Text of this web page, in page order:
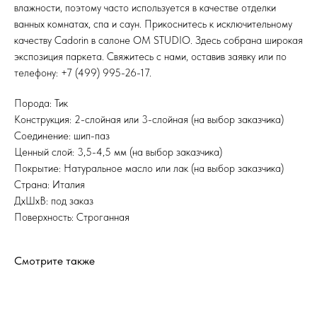
влажности, поэтому часто используется в качестве отделки
ванных комнатах, спа и саун. Прикоснитесь к исключительному
качеству Cadorin в салоне OM STUDIO. Здесь собрана широкая
экспозиция паркета. Свяжитесь с нами, оставив заявку или по
телефону: +7 (499) 995-26-17.
Порода: Тик
Конструкция: 2-слойная или 3-слойная (на выбор заказчика)
Соединение: шип-паз
Ценный слой: 3,5-4,5 мм (на выбор заказчика)
Покрытие: Натуральное масло или лак (на выбор заказчика)
Страна: Италия
ДхШхВ: под заказ
Поверхность: Строганная
Смотрите также